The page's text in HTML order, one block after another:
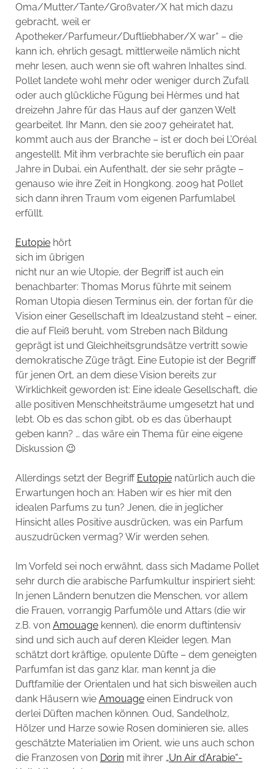
Oma/Mutter/Tante/Großvater/X hat mich dazu
gebracht, weil er
Apotheker/Parfumeur/Duftliebhaber/X war“ – die
kann ich, ehrlich gesagt, mittlerweile nämlich nicht
mehr lesen, auch wenn sie oft wahren Inhaltes sind.
Pollet landete wohl mehr oder weniger durch Zufall
oder auch glückliche Fügung bei Hèrmes und hat
dreizehn Jahre für das Haus auf der ganzen Welt
gearbeitet. Ihr Mann, den sie 2007 geheiratet hat,
kommt auch aus der Branche – ist er doch bei L’Oréal
angestellt. Mit ihm verbrachte sie beruflich ein paar
Jahre in Dubai, ein Aufenthalt, der sie sehr prägte –
genauso wie ihre Zeit in Hongkong. 2009 hat Pollet
sich dann ihren Traum vom eigenen Parfumlabel
erfüllt.
Eutopiehört
sich im übrigen
nicht nur an wie Utopie, der Begriff ist auch ein
benachbarter: Thomas Morus führte mit seinem
Roman Utopia diesen Terminus ein, der fortan für die
Vision einer Gesellschaft im Idealzustand steht – einer,
die auf Fleiß beruht, vom Streben nach Bildung
geprägt ist und Gleichheitsgrundsätze vertritt sowie
demokratische Züge trägt. Eine Eutopie ist der Begriff
für jenen Ort, an dem diese Vision bereits zur
Wirklichkeit geworden ist: Eine ideale Gesellschaft, die
alle positiven Menschheitsträume umgesetzt hat und
lebt. Ob es das schon gibt, ob es das überhaupt
geben kann? … das wäre ein Thema für eine eigene
Diskussion 😉
Allerdings setzt der Begriff Eutopienatürlich auch die
Erwartungen hoch an: Haben wir es hier mit den
idealen Parfums zu tun? Jenen, die in jeglicher
Hinsicht alles Positive ausdrücken, was ein Parfum
auszudrücken vermag? Wir werden sehen.
Im Vorfeld sei noch erwähnt, dass sich Madame Pollet
sehr durch die arabische Parfumkultur inspiriert sieht:
In jenen Ländern benutzen die Menschen, vor allem
die Frauen, vorrangig Parfumöle und Attars (die wir
z.B. von Amouagekennen), die enorm duftintensiv
sind und sich auch auf deren Kleider legen. Man
schätzt dort kräftige, opulente Düfte – dem geneigten
Parfumfan ist das ganz klar, man kennt ja die
Duftfamilie der Orientalen und hat sich bisweilen auch
dank Häusern wie Amouageeinen Eindruck von
derlei Düften machen können. Oud, Sandelholz,
Hölzer und Harze sowie Rosen dominieren sie, alles
geschätzte Materialien im Orient, wie uns auch schon
die Franzosen von Dorinmit ihrer „Un Air d’Arabie“-